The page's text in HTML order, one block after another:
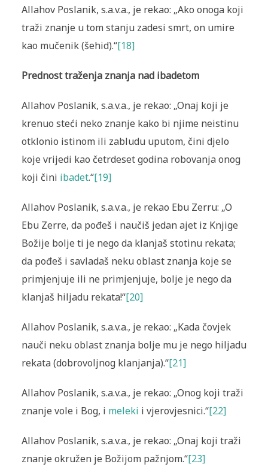
Allahov Poslanik, s.a.v.a., je rekao: „Ako onoga koji
traži znanje u tom stanju zadesi smrt, on umire
kao mučenik (šehid).“[18]
Prednost traženja znanja nad ibadetom
Allahov Poslanik, s.a.v.a., je rekao: „Onaj koji je
krenuo steći neko znanje kako bi njime neistinu
otklonio istinom ili zabludu uputom, čini djelo
koje vrijedi kao četrdeset godina robovanja onog
koji čini ibadet.“[19]
Allahov Poslanik, s.a.v.a., je rekao Ebu Zerru: „O
Ebu Zerre, da pođeš i naučiš jedan ajet iz Knjige
Božije bolje ti je nego da klanjaš stotinu rekata;
da pođeš i savladaš neku oblast znanja koje se
primjenjuje ili ne primjenjuje, bolje je nego da
klanjaš hiljadu rekata!“[20]
Allahov Poslanik, s.a.v.a., je rekao: „Kada čovjek
nauči neku oblast znanja bolje mu je nego hiljadu
rekata (dobrovoljnog klanjanja).“[21]
Allahov Poslanik, s.a.v.a., je rekao: „Onog koji traži
znanje vole i Bog, i meleki i vjerovjesnici.“[22]
Allahov Poslanik, s.a.v.a., je rekao: „Onaj koji traži
znanje okružen je Božijom pažnjom.“[23]